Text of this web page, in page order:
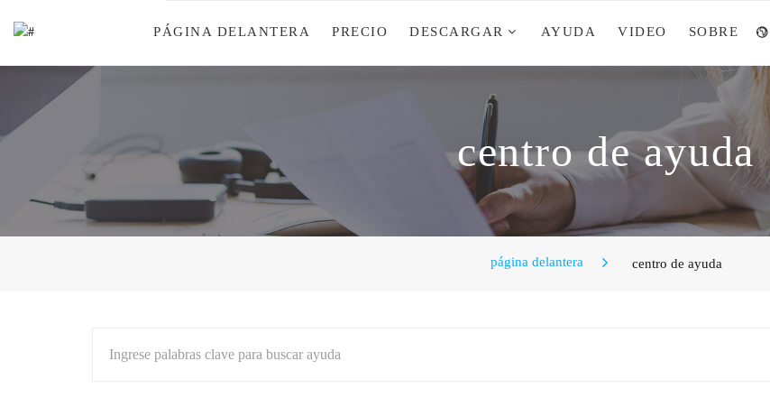
PÁGINA DELANTERA PRECIO DESCARGAR AYUDA VIDEO SOBRE
centro de ayuda
página delantera centro de ayuda
Ingrese palabras clave para buscar ayuda